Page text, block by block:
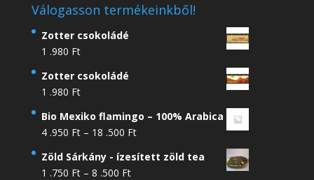
Válogasson termékeinkből!
Zotter csokoládé
1 .980 Ft
Zotter csokoládé
1 .980 Ft
Bio Mexiko flamingo – 100% Arabica
4 .950 Ft – 18 .500 FtÁrtartomány:
.950 Ft
Zöld Sárkány - ízesített zöld tea
1 .750 Ft – 8 .500 FtÁrtartomány: